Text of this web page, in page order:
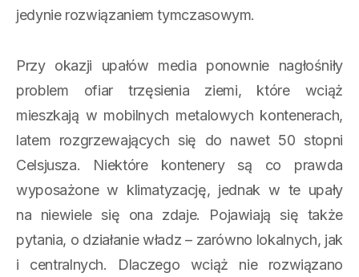
jedynie rozwiązaniem tymczasowym.
Przy okazji upałów media ponownie nagłośniły
problem ofiar trzęsienia ziemi, które wciąż
mieszkają w mobilnych metalowych kontenerach,
latem rozgrzewających się do nawet 50 stopni
Celsjusza. Niektóre kontenery są co prawda
wyposażone w klimatyzację, jednak w te upały
na niewiele się ona zdaje. Pojawiają się także
pytania, o działanie władz – zarówno lokalnych, jak
i centralnych. Dlaczego wciąż nie rozwiązano